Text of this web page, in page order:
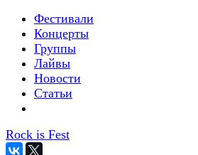
Фестивали
Концерты
Группы
Лайвы
Новости
Статьи
Rock is Fest